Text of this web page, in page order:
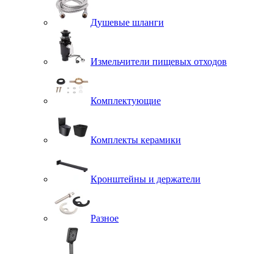
Душевые шланги
Измельчители пищевых отходов
Комплектующие
Комплекты керамики
Кронштейны и держатели
Разное